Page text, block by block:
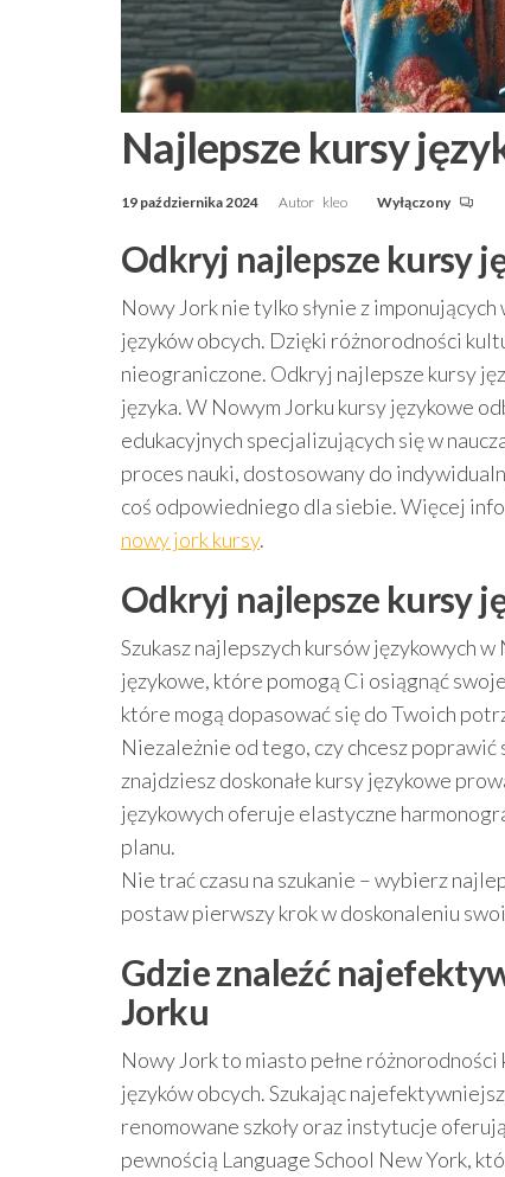
Najlepsze kursy
19 października 2024 Autor kleo Wyłączony
Odkryj najlepsze kursy
Nowy Jork nie tylko słynie z
języków obcych. Dzięki różnorodności
nieograniczone. Odkryj najlepsze kursy
języka. W Nowym Jorku kursy językowe
edukacyjnych specjalizujących się w
proces nauki, dostosowany do
coś odpowiedniego dla siebie. Więcej
nowy jork kursy.
Odkryj najlepsze kursy
Szukasz najlepszych kursów językowych
językowe, które pomogą Ci osiągnąć
które mogą dopasować się do Twoich
Niezależnie od tego, czy chcesz
znajdziesz doskonałe kursy językowe
językowych oferuje elastyczne
planu.
Nie trać czasu na szukanie – wybierz
postaw pierwszy krok w doskonaleniu
Gdzie znaleźć
Jorku
Nowy Jork to miasto pełne
języków obcych. Szukając
renomowane szkoły oraz instytucje
pewnością Language School New York,